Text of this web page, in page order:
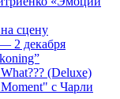
сцену
2 декабря
(Deluxe)
с Чарли